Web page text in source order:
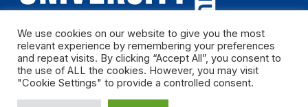
Bản quyền thuộc Trường Đại học Khoa học tự nhiên, Đại học Quốc
We use cookies on our website to give you the most
relevant experience by remembering your preferences
and repeat visits. By clicking “Accept All”, you consent to
the use of ALL the cookies. However, you may visit
"Cookie Settings" to provide a controlled consent.